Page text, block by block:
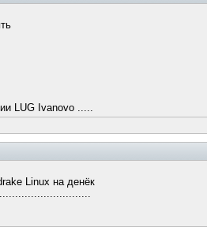
LUG Ivanovo .....
Linux на денёк